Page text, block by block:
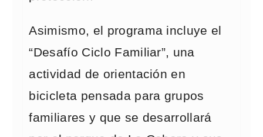
Asimismo, el programa incluye el
“Desafío Ciclo Familiar”, una
actividad de orientación en
bicicleta pensada para grupos
familiares y que se desarrollará